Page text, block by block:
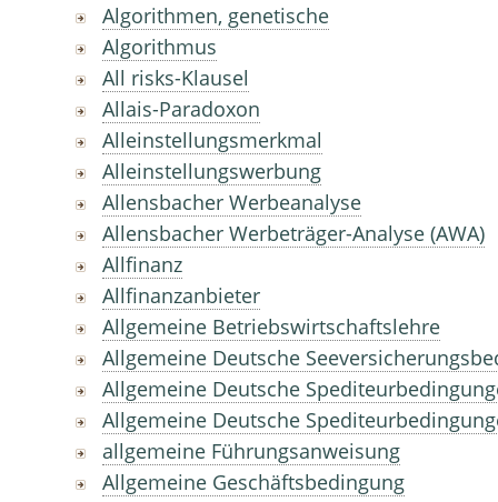
Algorithmen, genetische
Algorithmus
All risks-Klausel
Allais-Paradoxon
Alleinstellungsmerkmal
Alleinstellungswerbung
Allensbacher Werbeanalyse
Allensbacher Werbeträger-Analyse (AWA)
Allfinanz
Allfinanzanbieter
Allgemeine Betriebswirtschaftslehre
Allgemeine Deutsche
Allgemeine Deutsche
Allgemeine Deutsche
allgemeine Führungsanweisung
Allgemeine Geschäftsbedingung